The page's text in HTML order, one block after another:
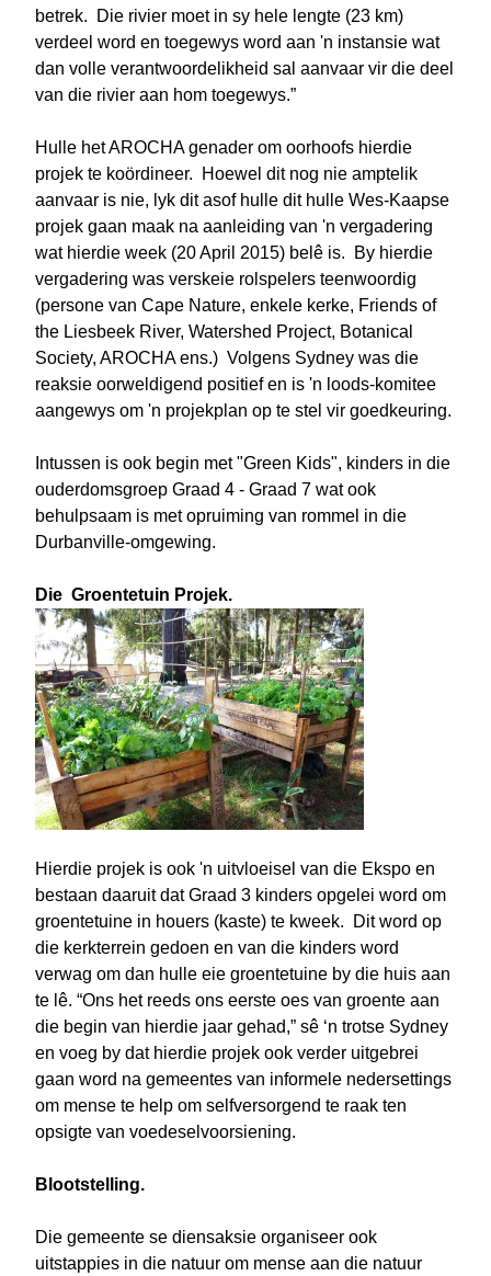
betrek. Die rivier moet in sy hele lengte (23 km)
verdeel word en toegewys word aan 'n instansie wat
dan volle verantwoordelikheid sal aanvaar vir die deel
van die rivier aan hom toegewys.”
Hulle het AROCHA genader om oorhoofs hierdie
projek te koördineer. Hoewel dit nog nie amptelik
aanvaar is nie, lyk dit asof hulle dit hulle Wes-Kaapse
projek gaan maak na aanleiding van 'n vergadering
wat hierdie week (20 April 2015) belê is. By hierdie
vergadering was verskeie rolspelers teenwoordig
(persone van Cape Nature, enkele kerke, Friends of
the Liesbeek River, Watershed Project, Botanical
Society, AROCHA ens.) Volgens Sydney was die
reaksie oorweldigend positief en is 'n loods-komitee
aangewys om 'n projekplan op te stel vir goedkeuring.
Intussen is ook begin met "Green Kids", kinders in die
ouderdomsgroep Graad 4 - Graad 7 wat ook
behulpsaam is met opruiming van rommel in die
Durbanville-omgewing.
Die Groentetuin Projek.
Hierdie projek is ook 'n uitvloeisel van die Ekspo en
bestaan daaruit dat Graad 3 kinders opgelei word om
groentetuine in houers (kaste) te kweek. Dit word op
die kerkterrein gedoen en van die kinders word
verwag om dan hulle eie groentetuine by die huis aan
te lê. “Ons het reeds ons eerste oes van groente aan
die begin van hierdie jaar gehad,” sê ‘n trotse Sydney
en voeg by dat hierdie projek ook verder uitgebrei
gaan word na gemeentes van informele nedersettings
om mense te help om selfversorgend te raak ten
opsigte van voedeselvoorsiening.
Blootstelling.
Die gemeente se diensaksie organiseer ook
uitstappies in die natuur om mense aan die natuur